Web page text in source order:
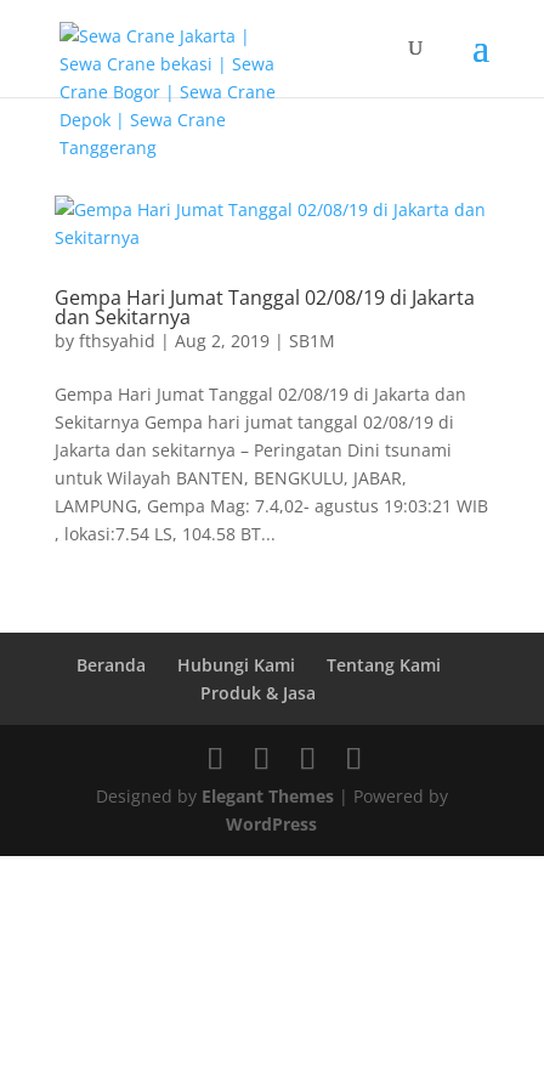
Gempa Hari Jumat Tanggal 02/08/19 di Jakarta
dan Sekitarnya
by fthsyahid | Aug 2, 2019| SB1M
Gempa Hari Jumat Tanggal 02/08/19 di Jakarta dan
Sekitarnya Gempa hari jumat tanggal 02/08/19 di
Jakarta dan sekitarnya – Peringatan Dini tsunami
untuk Wilayah BANTEN, BENGKULU, JABAR,
LAMPUNG, Gempa Mag: 7.4,02- agustus 19:03:21 WIB
, lokasi:7.54 LS, 104.58 BT...
Beranda Hubungi Kami
Tentang Kami
Produk & Jasa
Designed by Elegant Themes| Powered by
WordPress